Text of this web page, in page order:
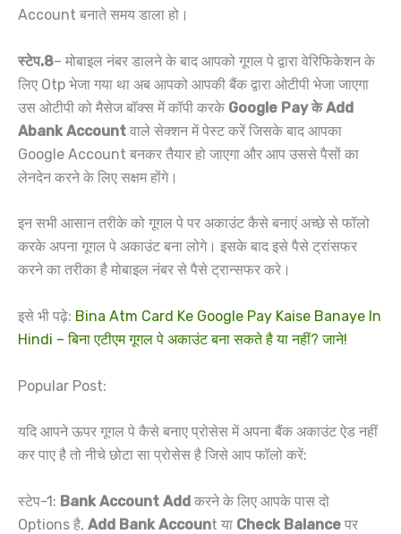
Account बनाते समय डाला हो।
स्टेप.8– मोबाइल नंबर डालने के बाद आपको गूगल पे द्वारा वेरिफिकेशन के
लिए Otp भेजा गया था अब आपको आपकी बैंक द्वारा ओटीपी भेजा जाएगा
उस ओटीपी को मैसेज बॉक्स में कॉपी करके Google Pay के Add
Abank Account वाले सेक्शन में पेस्ट करें जिसके बाद आपका
Google Account बनकर तैयार हो जाएगा और आप उससे पैसों का
लेनदेन करने के लिए सक्षम होंगे।
इन सभी आसान तरीके को गूगल पे पर अकाउंट कैसे बनाएं अच्छे से फॉलो
करके अपना गूगल पे अकाउंट बना लोगे। इसके बाद इसे पैसे ट्रांसफर
करने का तरीका है मोबाइल नंबर से पैसे ट्रान्सफर करे।
इसे भी पढ़े: Bina Atm Card Ke Google Pay Kaise Banaye In
Hindi – बिना एटीएम गूगल पे अकाउंट बना सकते है या नहीं? जाने!
Popular Post:
यदि आपने ऊपर गूगल पे कैसे बनाए प्रोसेस में अपना बैंक अकाउंट ऐड नहीं
कर पाए है तो नीचे छोटा सा प्रोसेस है जिसे आप फॉलो करें:
स्टेप-1: Bank Account Add करने के लिए आपके पास दो
Options है, Add Bank Account या Check Balance पर